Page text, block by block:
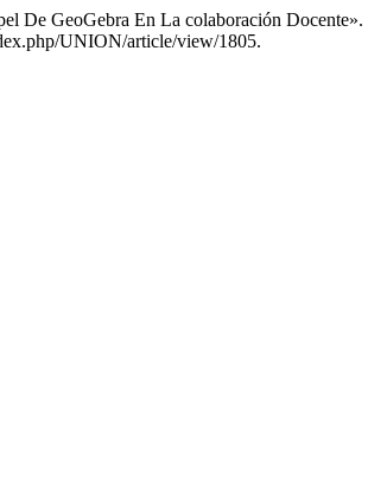
De GeoGebra En La colaboración Docente».
UNION/article/view/1805.